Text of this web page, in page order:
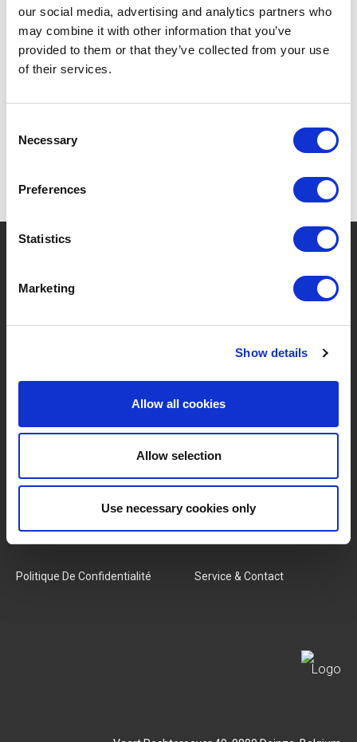
our social media, advertising and analytics partners who
may combine it with other information that you’ve
provided to them or that they’ve collected from your use
of their services.
Selection
Necessary
Preferences
Statistics
Marketing
Show details
Allow all cookies
Allow selection
Use necessary cookies only
Empilables et de différentes tailles, ils sont la solution
parfaite pour décorer votre intérieur.
DÉCOUVREZ TOUS LES PRODUITS
TRADITIONAL WINE RACK CO. ICI
? Besoin d'aide ?
MARQUES & PRODUITS À PROPOS DE LIVWISE
Notre Équipe
Politique De Confidentialité Service & Contact